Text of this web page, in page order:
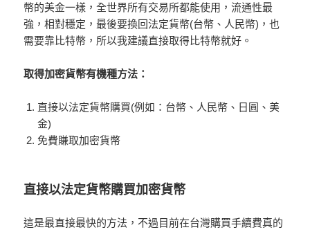
幣的美金一樣，全世界所有交易所都能使用，流通性最
強，相對穩定，最後要換回法定貨幣(台幣、人民幣)，也
需要靠比特幣，所以我建議直接取得比特幣就好。
取得加密貨幣有機種方法：
直接以法定貨幣購買(例如：台幣、人民幣、日圓、美
金)
免費賺取加密貨幣
直接以法定貨幣購買加密貨幣
這是最直接最快的方法，不過目前在台灣購買手續費真的